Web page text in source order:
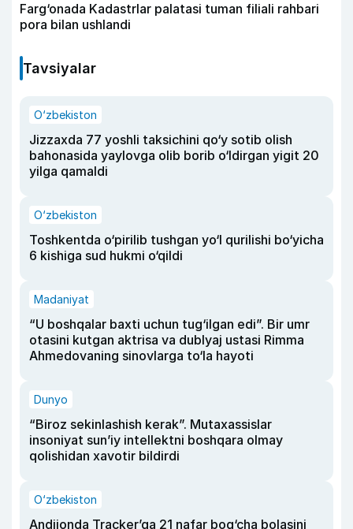
Farg‘onada Kadastrlar palatasi tuman filiali rahbari
pora bilan ushlandi
Tavsiyalar
O‘zbekiston
Jizzaxda 77 yoshli taksichini qo‘y sotib olish
bahonasida yaylovga olib borib o‘ldirgan yigit 20
yilga qamaldi
O‘zbekiston
Toshkentda o‘pirilib tushgan yo‘l qurilishi bo‘yicha
6 kishiga sud hukmi o‘qildi
Madaniyat
“U boshqalar baxti uchun tug‘ilgan edi”. Bir umr
otasini kutgan aktrisa va dublyaj ustasi Rimma
Ahmedovaning sinovlarga to‘la hayoti
Dunyo
“Biroz sekinlashish kerak”. Mutaxassislar
insoniyat sun’iy intellektni boshqara olmay
qolishidan xavotir bildirdi
O‘zbekiston
Andijonda Tracker’ga 21 nafar bog‘cha bolasini